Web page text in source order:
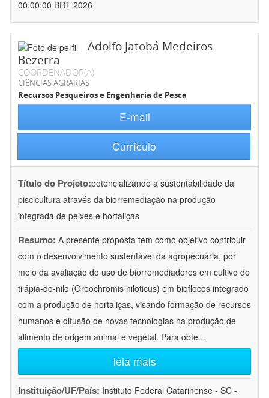
00:00:00 BRT 2026
Adolfo Jatobá Medeiros
Bezerra
COORDENADOR(A)
CIÊNCIAS AGRÁRIAS
Recursos Pesqueiros e Engenharia de Pesca
E-mail
Currículo
Título do Projeto:potencializando a sustentabilidade da
piscicultura através da biorremediação na produção
integrada de peixes e hortaliças
Resumo: A presente proposta tem como objetivo contribuir
com o desenvolvimento sustentável da agropecuária, por
meio da avaliação do uso de biorremediadores em cultivo de
tilápia-do-nilo (Oreochromis niloticus) em bioflocos integrado
com a produção de hortaliças, visando formação de recursos
humanos e difusão de novas tecnologias na produção de
alimento de origem animal e vegetal. Para obte...
leia mais
Instituição/UF/País: Instituto Federal Catarinense - SC -